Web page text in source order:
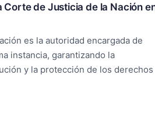
Corte de Justicia de la Nación
es la autoridad encargada de
instancia, garantizando la
y la protección de los derechos